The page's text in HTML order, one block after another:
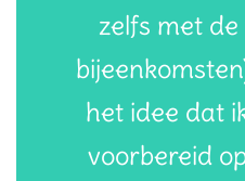
zelfs met
het idee dat
voorbereid